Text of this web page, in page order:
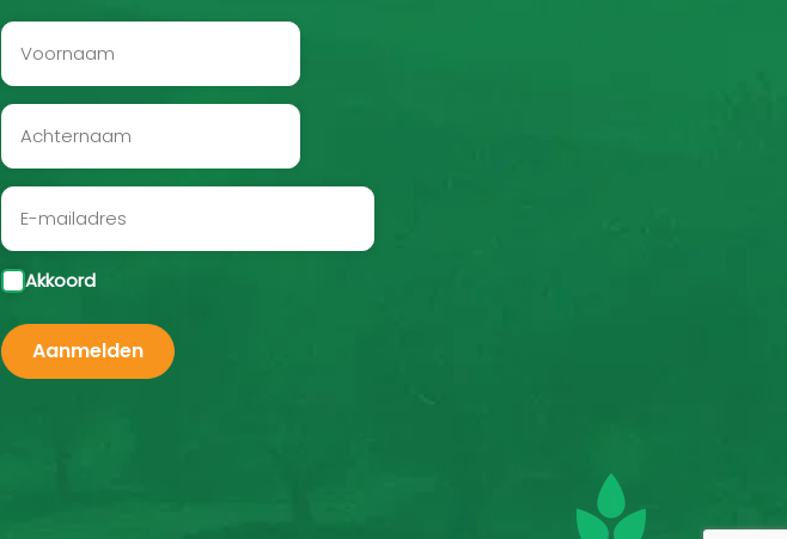
Akkoord
Aanmelden